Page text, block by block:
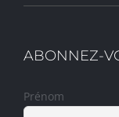
ABONNEZ-
Prénom